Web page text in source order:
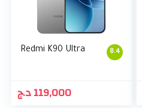
8.4
Redmi K90 Ultra
119,000د.ج